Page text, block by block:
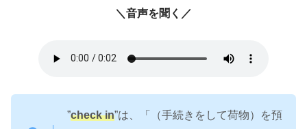
＼音声を聞く／
”check in”は、「（手続きをして荷物）を預